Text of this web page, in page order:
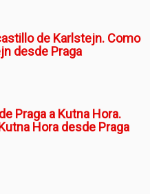
de Karlstejn. Como
desde Praga
Praga a Kutna Hora.
Hora desde Praga